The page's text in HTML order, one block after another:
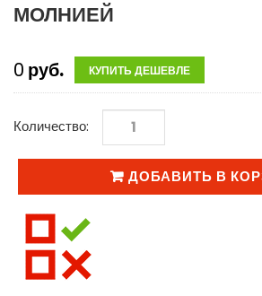
МОЛНИЕЙ
0 руб. КУПИТЬ ДЕШЕВЛЕ
Количество:
ДОБАВИТЬ В